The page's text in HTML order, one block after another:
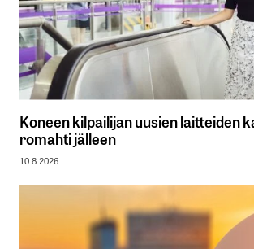
Koneen kilpailijan uusien laitteiden
romahti jälleen
10.8.2026